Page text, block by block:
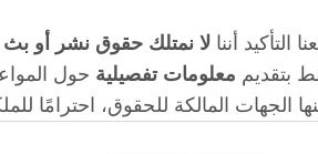
التأكيد أننالا نمتلك حقوق نشر أو بث
بتقديم معلومات تفصيلية حول
الجهات المالكة للحقوق، احترامًا